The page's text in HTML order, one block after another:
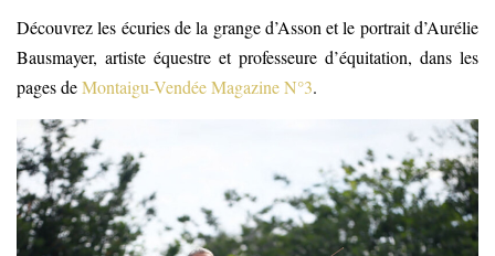
Découvrez les écuries de la grange d’Asson et le portrait d’Aurélie
Bausmayer, artiste équestre et professeure d’équitation, dans les
pages deMontaigu-Vendée Magazine N°3.